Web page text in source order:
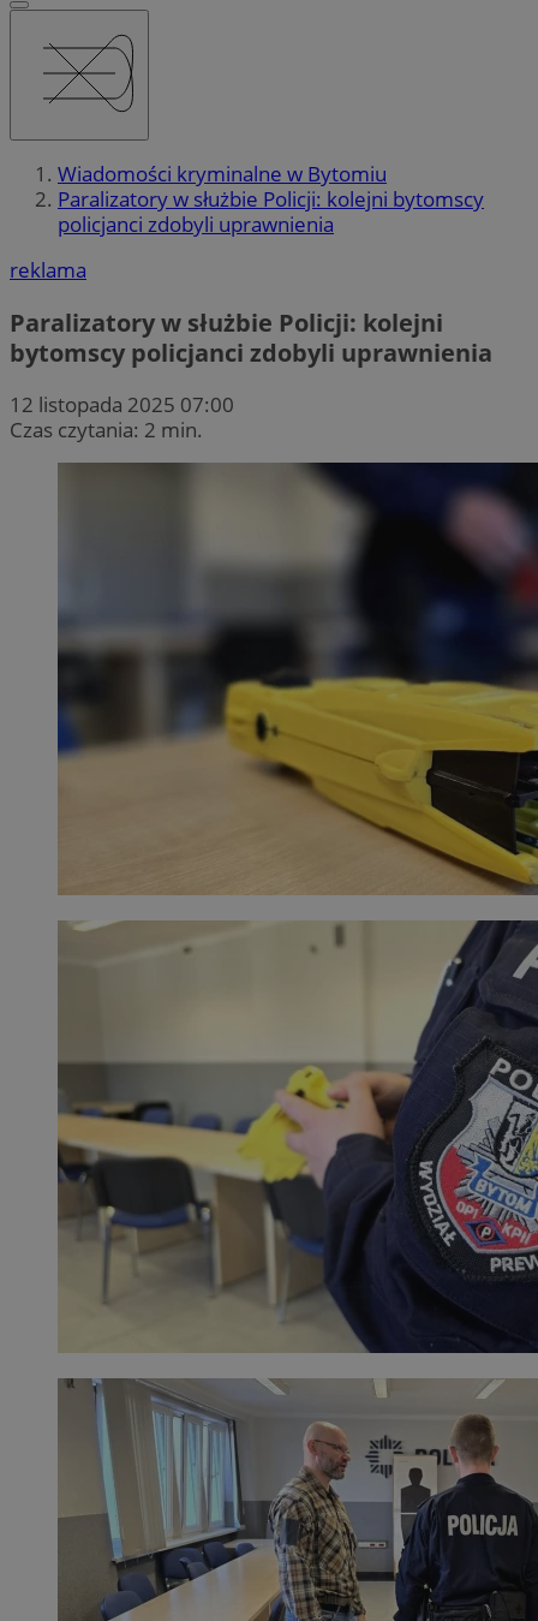
Wiadomości kryminalne w Bytomiu
Paralizatory w służbie Policji: kolejni bytomscy
policjanci zdobyli uprawnienia
reklama
Paralizatory w służbie Policji: kolejni
bytomscy policjanci zdobyli uprawnienia
12 listopada 2025 07:00
Czas czytania: 2 min.